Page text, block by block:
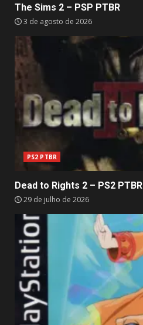
The Sims 2 – PSP PTBR
3 de agosto de 2026
PS2 PTBR
Dead to Rights 2 – PS2 PTBR
29 de julho de 2026